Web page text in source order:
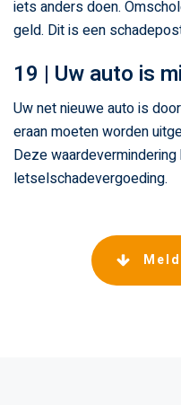
iets anders doen.
geld. Dit is een
19 | Uw auto is
Uw net nieuwe auto is
eraan moeten worden
Deze
letselschadevergoeding.